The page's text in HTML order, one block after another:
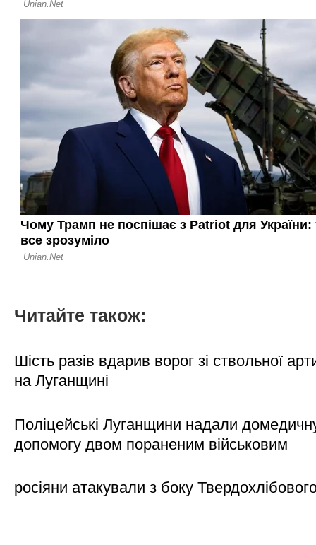
Читайте також:
Шість разів вдарив ворог зі ствольної
на Луганщині
Поліцейські Луганщини надали
допомогу двом пораненим військовим
росіяни атакували з боку